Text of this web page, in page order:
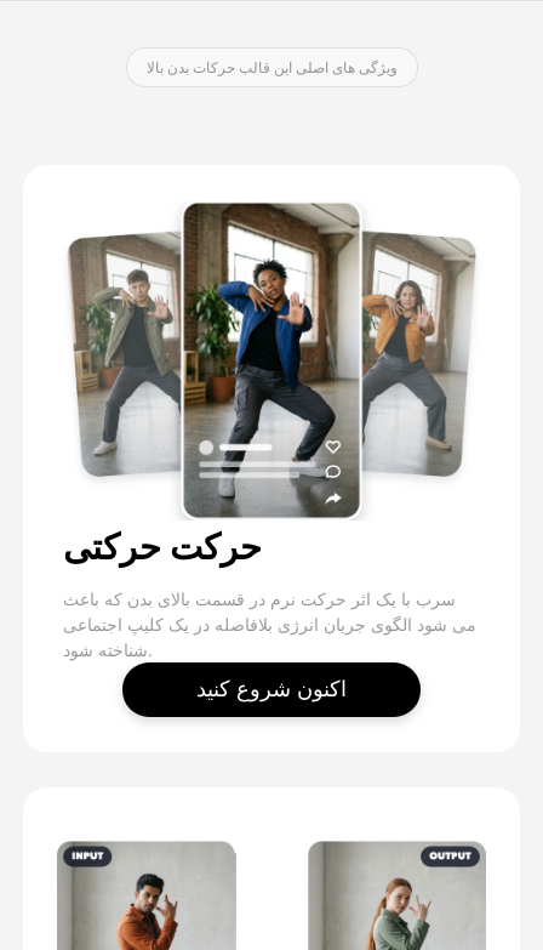
ویژگی های اصلی این قالب حرکات بدن بالا
حرکت حرکتی
سرب با یک اثر حرکت نرم در قسمت بالای بدن که باعث
می شود الگوی جریان انرژی بلافاصله در یک کلیپ اجتماعی
شناخته شود.
اکنون شروع کنید